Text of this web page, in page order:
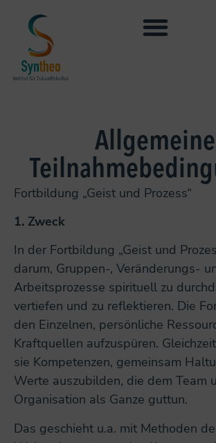
Allgemeine
Fortbildung „Geist und Prozess“
1. Zweck
In der Fortbildung „Geist und
darum, Gruppen-, Veränderungs-
Arbeitsprozesse spirituell zu
vertiefen und zu reflektieren. Die
den Einzelnen, persönliche
Kraftquellen aufzuspüren.
sie Kompetenzen, gemeinsam
Werte auszubilden, die dem Team
Organisation als Ganze guttun.
Das geschieht u.a. mit Methoden